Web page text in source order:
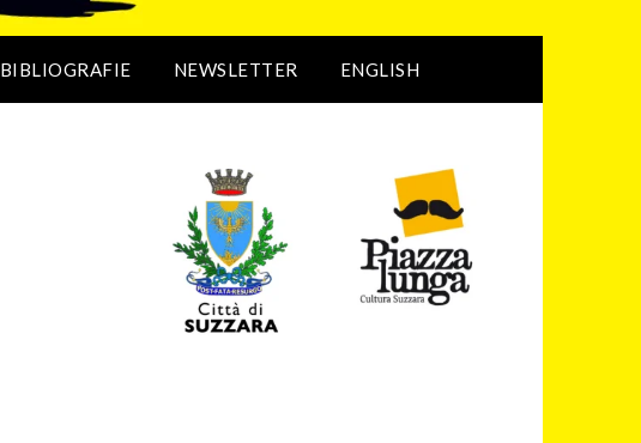
BIBLIOGRAFIE NEWSLETTER ENGLISH